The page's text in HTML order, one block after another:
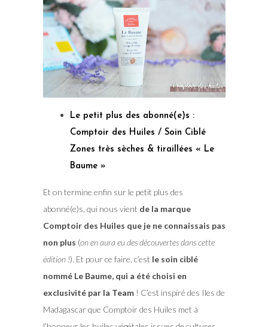
Le petit plus des abonné(e)s :
Comptoir des Huiles / Soin Ciblé
Zones très sèches & tiraillées « Le
Baume »
Et on termine enfin sur le petit plus des
abonné(e)s, qui nous vient de la marque
Comptoir des Huiles que je ne connaissais pas
non plus (on en aura eu des découvertes dans cette
édition !). Et pour ce faire, c’est le soin ciblé
nommé Le Baume, qui a été choisi en
exclusivité par la Team! C’est inspiré des Iles de
Madagascar que Comptoir des Huiles met à